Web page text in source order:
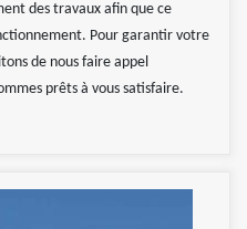
des travaux afin que ce
Pour garantir votre
de nous faire appel
prêts à vous satisfaire.